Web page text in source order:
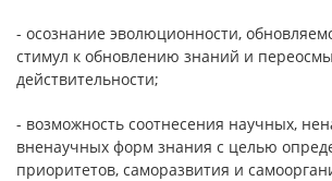
- осознание эволюционности,
стимул к обновлению знаний и
действительности;
- возможность соотнесения научных,
вненаучных форм знания с целью
приоритетов, саморазвития и